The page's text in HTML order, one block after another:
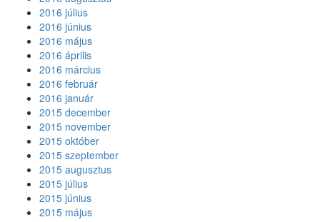
2016 július
2016 június
2016 május
2016 április
2016 március
2016 február
2016 január
2015 december
2015 november
2015 október
2015 szeptember
2015 augusztus
2015 július
2015 június
2015 május